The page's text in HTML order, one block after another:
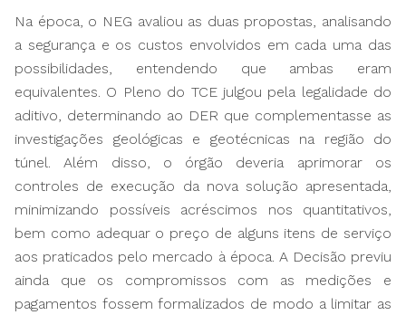
Na época, o NEG avaliou as duas propostas, analisando
a segurança e os custos envolvidos em cada uma das
possibilidades, entendendo que ambas eram
equivalentes. O Pleno do TCE julgou pela legalidade do
aditivo, determinando ao DER que complementasse as
investigações geológicas e geotécnicas na região do
túnel. Além disso, o órgão deveria aprimorar os
controles de execução da nova solução apresentada,
minimizando possíveis acréscimos nos quantitativos,
bem como adequar o preço de alguns itens de serviço
aos praticados pelo mercado à época. A Decisão previu
ainda que os compromissos com as medições e
pagamentos fossem formalizados de modo a limitar as